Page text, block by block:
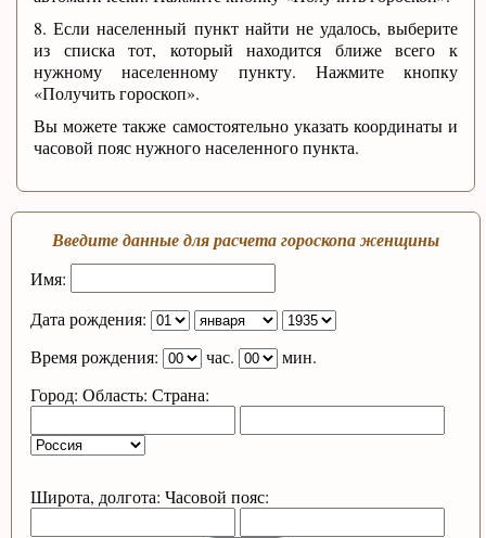
8. Если населенный пункт найти не удалось, выберите
из списка тот, который находится ближе всего к
нужному населенному пункту. Нажмите кнопку
«Получить гороскоп».
Вы можете также самостоятельно указать координаты и
часовой пояс нужного населенного пункта.
Введите данные для расчета гороскопа женщины
Имя:
Дата рождения:
Время рождения:
час.
мин.
Город: Область: Страна:
Широта, долгота: Часовой пояс: